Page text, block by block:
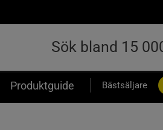
Produktguide Bästsäljare